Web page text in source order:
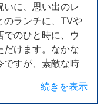
所へ訪れていただ
は、桜や紅葉を車
ュできるひと時
らっています。
てくれるバリアフ
、ご希望の目的地
いに、思い出のレ
のランチに、TVや
のひと時に、ウ
だけます。なかな
ですが、素敵な時
利用されるレスト
続きを表示